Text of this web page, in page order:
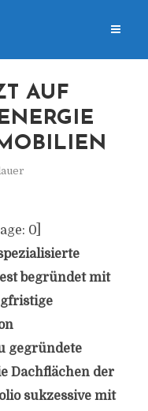
AUF
0]
begründet mit
gegründete
Dachflächen der
sukzessive mit